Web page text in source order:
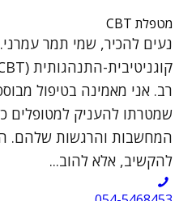
מטפלת CBT
נעים להכיר, שמי תמר
רב. אני מאמינה בטיפול
שמטרתו להעניק למטופלים
המחשבות והרגשות שלהם.
להקשיב, אלא להוב...